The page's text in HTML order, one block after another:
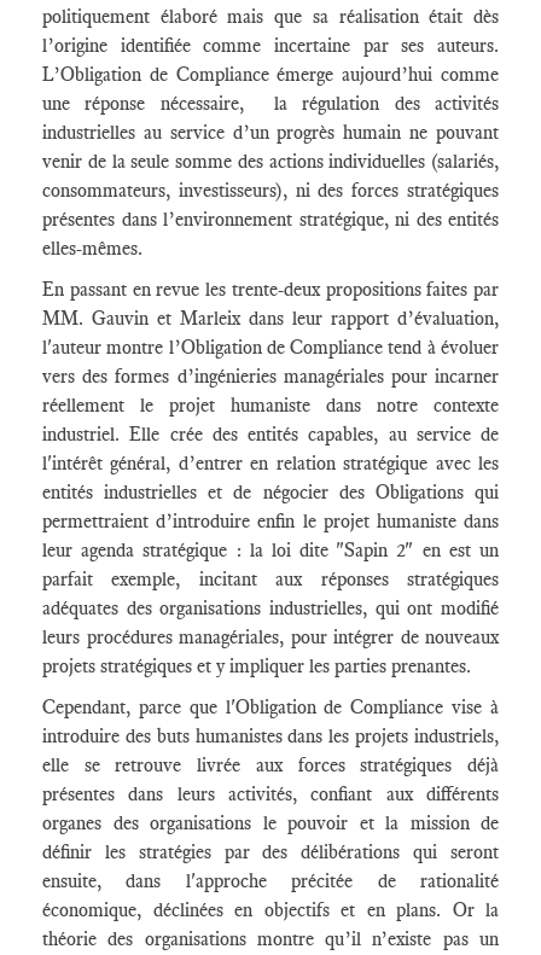
politiquement élaboré mais que sa réalisation était dès
l’origine identifiée comme incertaine par ses auteurs.
L’Obligation de Compliance émerge aujourd’hui comme
une réponse nécessaire, la régulation des activités
industrielles au service d’un progrès humain ne pouvant
venir de la seule somme des actions individuelles (salariés,
consommateurs, investisseurs), ni des forces stratégiques
présentes dans l’environnement stratégique, ni des entités
elles-mêmes.
En passant en revue les trente-deux propositions faites par
MM. Gauvin et Marleix dans leur rapport d’évaluation,
l'auteur montre l’Obligation de Compliance tend à évoluer
vers des formes d’ingénieries managériales pour incarner
réellement le projet humaniste dans notre contexte
industriel. Elle crée des entités capables, au service de
l'intérêt général, d’entrer en relation stratégique avec les
entités industrielles et de négocier des Obligations qui
permettraient d’introduire enfin le projet humaniste dans
leur agenda stratégique : la loi dite "Sapin 2" en est un
parfait exemple, incitant aux réponses stratégiques
adéquates des organisations industrielles, qui ont modifié
leurs procédures managériales, pour intégrer de nouveaux
projets stratégiques et y impliquer les parties prenantes.
Cependant, parce que l'Obligation de Compliance vise à
introduire des buts humanistes dans les projets industriels,
elle se retrouve livrée aux forces stratégiques déjà
présentes dans leurs activités, confiant aux différents
organes des organisations le pouvoir et la mission de
définir les stratégies par des délibérations qui seront
ensuite, dans l'approche précitée de rationalité
économique, déclinées en objectifs et en plans. Or la
théorie des organisations montre qu’il n’existe pas un